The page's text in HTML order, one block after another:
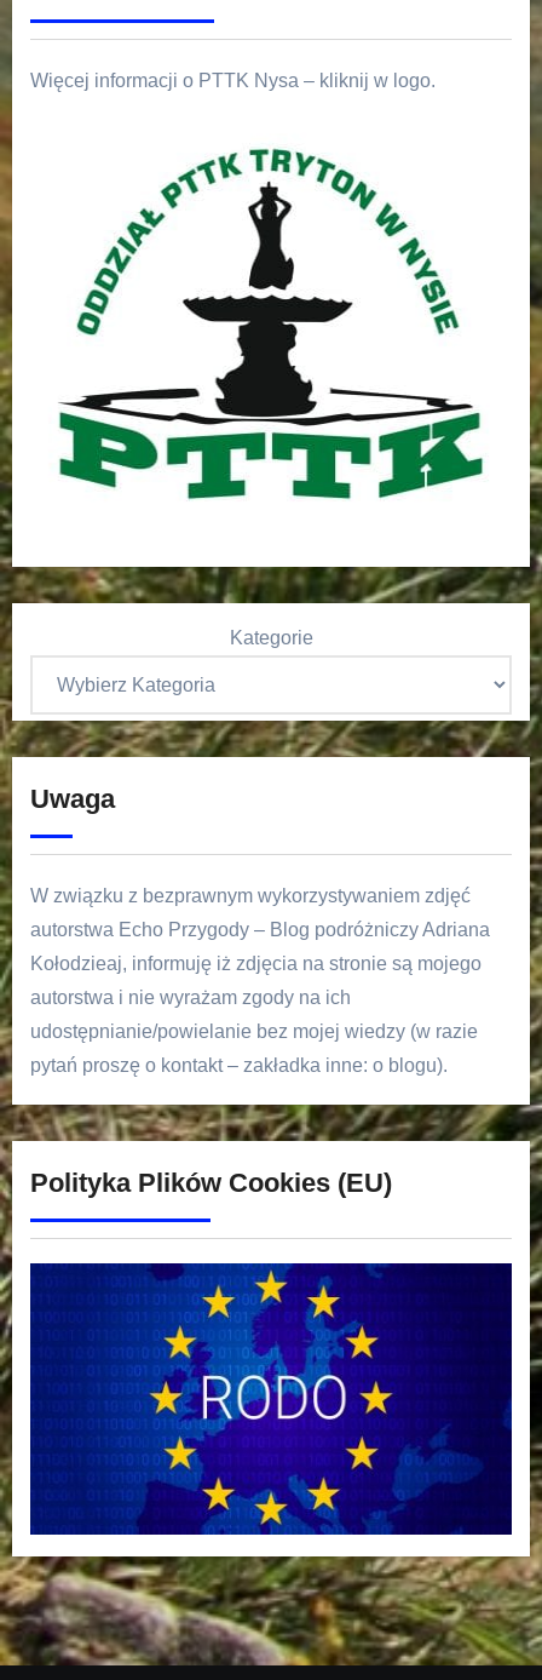
Więcej informacji o PTTK Nysa – kliknij w logo.
Kategorie
Uwaga
W związku z bezprawnym wykorzystywaniem zdjęć
autorstwa Echo Przygody – Blog podróżniczy Adriana
Kołodzieaj, informuję iż zdjęcia na stronie są mojego
autorstwa i nie wyrażam zgody na ich
udostępnianie/powielanie bez mojej wiedzy (w razie
pytań proszę o kontakt – zakładka inne: o blogu).
Polityka Plików Cookies (EU)